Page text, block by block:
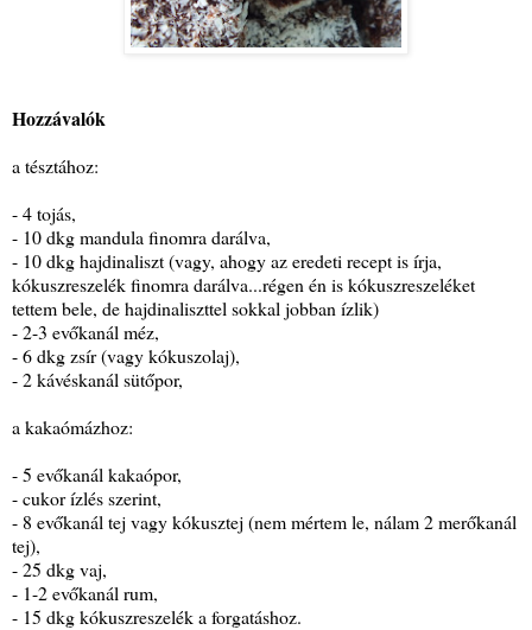
Hozzávalók
a tésztához:
- 4 tojás,
- 10 dkg mandula finomra darálva,
- 10 dkg hajdinaliszt (vagy, ahogy az eredeti recept is írja,
kókuszreszelék finomra darálva...régen én is kókuszreszeléket
tettem bele, de hajdinaliszttel sokkal jobban ízlik)
- 2-3 evőkanál méz,
- 6 dkg zsír (vagy kókuszolaj),
- 2 kávéskanál sütőpor,
a kakaómázhoz:
- 5 evőkanál kakaópor,
- cukor ízlés szerint,
- 8 evőkanál tej vagy kókusztej (nem mértem le, nálam 2 merőkanál
tej),
- 25 dkg vaj,
- 1-2 evőkanál rum,
- 15 dkg kókuszreszelék a forgatáshoz.